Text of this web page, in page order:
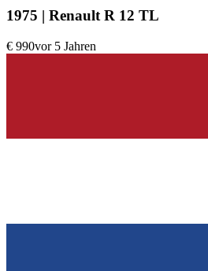
1975 | Renault R 12 TL
€ 990vor 5 Jahren